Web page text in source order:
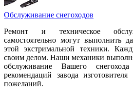
Обслуживание снегоходов
Ремонт и техническое
самостоятельно могут выполнить
этой экстримальной техники.
своим делом. Наши механики
обслуживание Вашего
рекомендаций завода
пожеланий.